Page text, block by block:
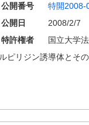
公開番号 特開2008-
公開日
2008/2/7
特許権者 国立大学
ピリジン誘導体とそ